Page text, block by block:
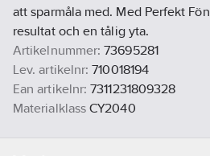
att sparmåla med. Med Perfekt
resultat och en tålig yta.
Artikelnummer: 73695281
Lev. artikelnr: 710018194
Ean artikelnr: 7311231809328
Materialklass CY2040